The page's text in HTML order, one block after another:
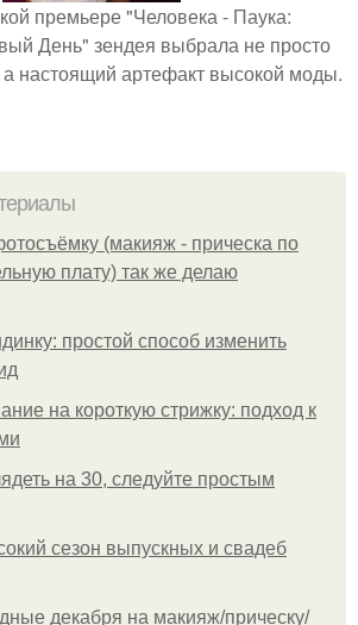
премьере "Человека - Паука:
День" зендея выбрала не просто
настоящий артефакт высокой моды.
(макияж - прическа по
плату) так же делаю
простой способ изменить
на короткую стрижку: подход к
на 30, следуйте простым
сезон выпускных и свадеб
декабря на макияж/прическу/